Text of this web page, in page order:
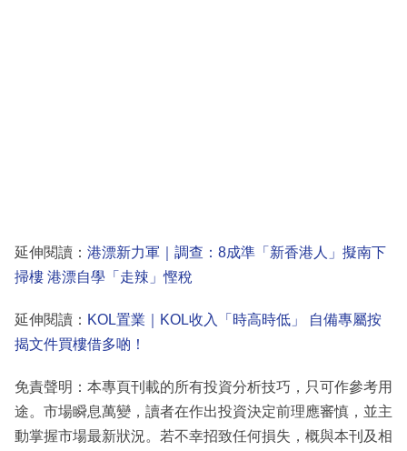
延伸閱讀： 港漂新力軍｜調查：8成準「新香港人」擬南下
掃樓 港漂自學「走辣」慳稅
延伸閱讀： KOL置業｜KOL收入「時高時低」 自備專屬按
揭文件買樓借多啲！
免責聲明：本專頁刊載的所有投資分析技巧，只可作參考用
途。市場瞬息萬變，讀者在作出投資決定前理應審慎，並主
動掌握市場最新狀況。若不幸招致任何損失，概與本刊及相